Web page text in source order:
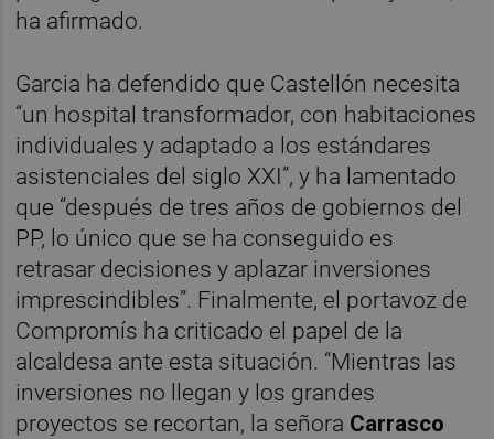
ha afirmado.
Garcia ha defendido que Castellón necesita
“un hospital transformador, con habitaciones
individuales y adaptado a los estándares
asistenciales del siglo XXI”, y ha lamentado
que “después de tres años de gobiernos del
PP, lo único que se ha conseguido es
retrasar decisiones y aplazar inversiones
imprescindibles”. Finalmente, el portavoz de
Compromís ha criticado el papel de la
alcaldesa ante esta situación. “Mientras las
inversiones no llegan y los grandes
proyectos se recortan, la señora Carrasco